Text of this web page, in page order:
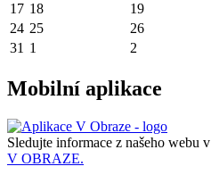
17 18 19
24 25 26
31 1 2
Mobilní aplikace
Sledujte informace z našeho webu v
V OBRAZE.